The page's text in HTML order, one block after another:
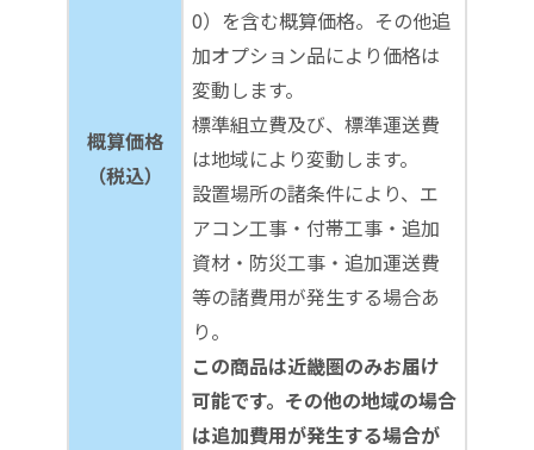
概算価格
（税込）
0）を含む概算価格。その他追
加オプション品により価格は
変動します。
標準組立費及び、標準運送費
は地域により変動します。
設置場所の諸条件により、エ
アコン工事・付帯工事・追加
資材・防災工事・追加運送費
等の諸費用が発生する場合あ
り。
この商品は近畿圏のみお届け
可能です。その他の地域の場合
は追加費用が発生する場合が